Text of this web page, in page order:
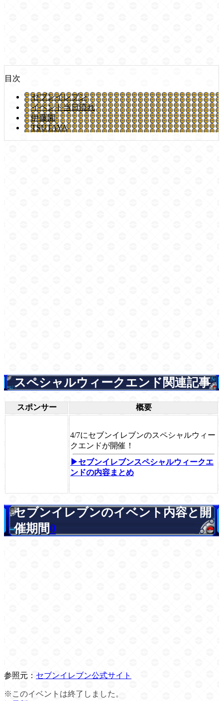
目次
セブンイレブン
イベント当日流れ
伊藤園
TSUTAYA
スペシャルウィークエンド関連記事
スポンサー 概要
4/7にセブンイレブンのスペシャルウィー
クエンドが開催！
▶セブンイレブンスペシャルウィークエ
ンドの内容まとめ
セブンイレブンのイベント内容と開
催期間0
参照元： セブンイレブン公式サイト
※このイベントは終了しました。